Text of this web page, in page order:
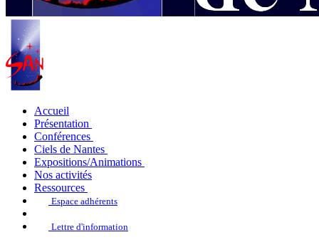
Accueil
Présentation
Conférences
Ciels de Nantes
Expositions/Animations
Nos activités
Ressources
Espace adhérents
Lettre d'information